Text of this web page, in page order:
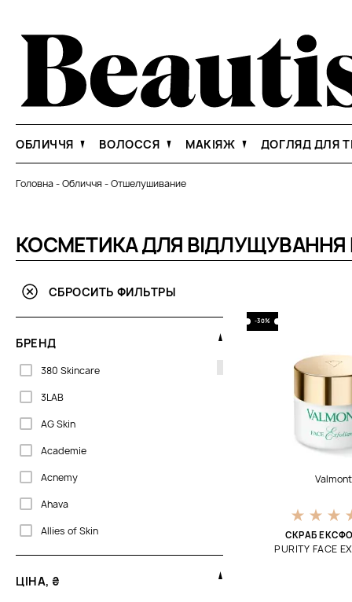
ОБЛИЧЧЯ ВОЛОССЯ МАКІЯЖ ДОГЛЯД ДЛЯ
Головна-Обличчя -Отшелушивание
КОСМЕТИКА ДЛЯ ВІДЛУЩУВАННЯ
СБРОСИТЬ ФИЛЬТРЫ
БРЕНД
380 Skincare
3LAB
AG Skin
Academie
Acnemy
Ahava
Allies of Skin
Babor
Barba Italiana
ЦІНА, ₴
-30%
Valmont
СКРАБ
PURITY FACE